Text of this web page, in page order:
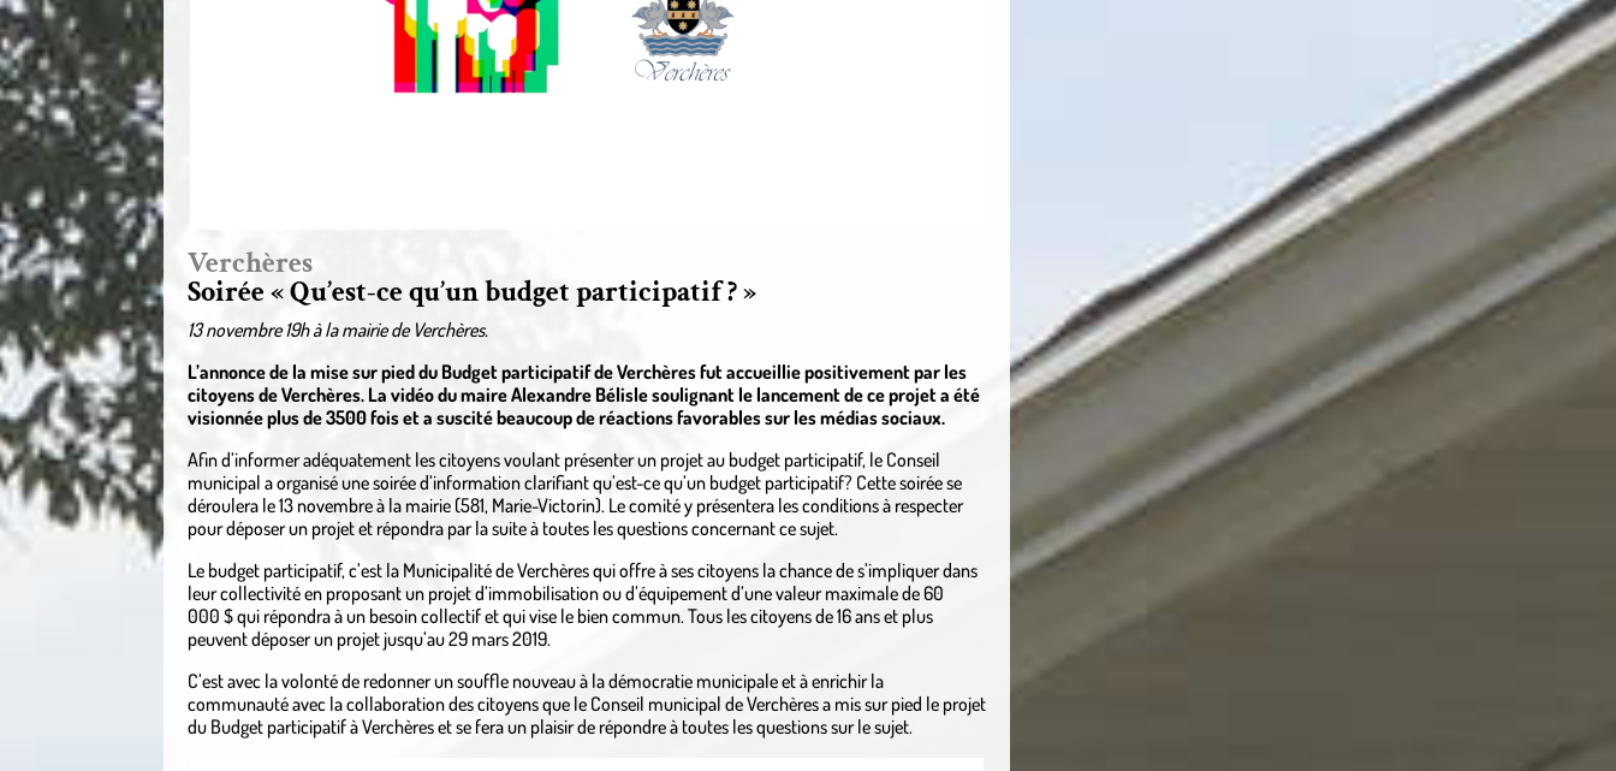
Verchères
Soirée « Qu’est-ce qu’un budget participatif ? »
13 novembre 19h à la mairie de Verchères.
L’annonce de la mise sur pied du Budget participatif de Verchères fut accueillie positivement par les
citoyens de Verchères. La vidéo du maire Alexandre Bélisle soulignant le lancement de ce projet a été
visionnée plus de 3500 fois et a suscité beaucoup de réactions favorables sur les médias sociaux.
Afin d’informer adéquatement les citoyens voulant présenter un projet au budget participatif, le Conseil
municipal a organisé une soirée d’information clarifiant qu’est-ce qu’un budget participatif? Cette soirée se
déroulera le 13 novembre à la mairie (581, Marie-Victorin). Le comité y présentera les conditions à respecter
pour déposer un projet et répondra par la suite à toutes les questions concernant ce sujet.
Le budget participatif, c’est la Municipalité de Verchères qui offre à ses citoyens la chance de s’impliquer dans
leur collectivité en proposant un projet d’immobilisation ou d’équipement d’une valeur maximale de 60
000 $ qui répondra à un besoin collectif et qui vise le bien commun. Tous les citoyens de 16 ans et plus
peuvent déposer un projet jusqu’au 29 mars 2019.
C’est avec la volonté de redonner un souffle nouveau à la démocratie municipale et à enrichir la
communauté avec la collaboration des citoyens que le Conseil municipal de Verchères a mis sur pied le projet
du Budget participatif à Verchères et se fera un plaisir de répondre à toutes les questions sur le sujet.